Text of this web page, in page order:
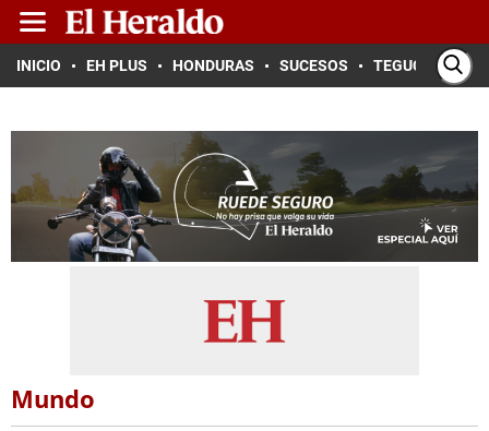
INICIO EH PLUS HONDURAS SUCESOS TEGUCIGALPA
Mundo